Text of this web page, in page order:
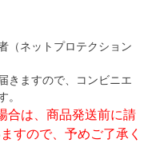
（ネットプロテクション
きますので、コンビニエ
。
合は、商品発送前に請
すので、予めご了承く